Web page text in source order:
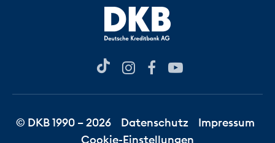
© DKB 1990 – 2026 Datenschutz
Impressum
Cookie-Einstellungen